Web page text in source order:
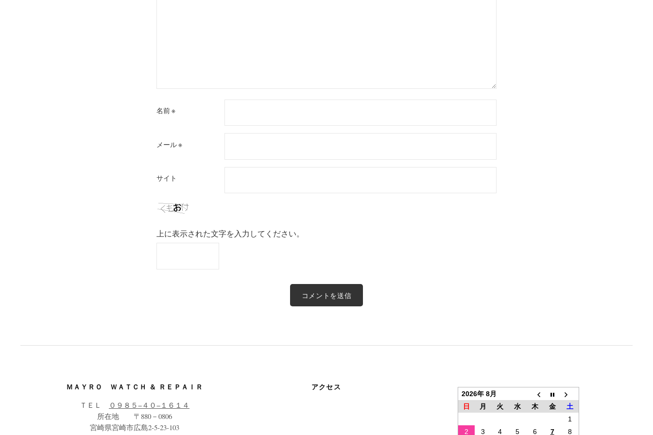
名前※
メール※
サイト
上に表示された文字を入力してください。
ＭＡＹＲＯ ＷＡＴＣＨ ＆ ＲＥＰＡＩＲ
ＴＥＬ
０９８５−４０−１６１４
所在地 〒880－0806
宮崎県宮崎市広島2-5-23-103
アクセス
2026年 8月
日
月 火 水 木 金
土
1
2
3 4 5 6 7 8